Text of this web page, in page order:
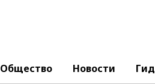
Общество Новости Гид